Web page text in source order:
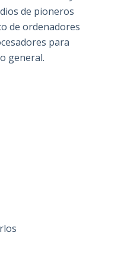
de pioneros
de ordenadores
para
general.